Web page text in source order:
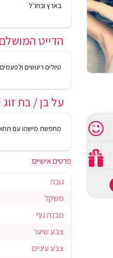
בארץ ובחו״ל
הדייט
טיולים ריגושים
על בן / בת זוג
מחפשת מישהו עם
פרטים אישיים
גובה
משקל
מבנה גוף
צבע שיער
צבע עיניים